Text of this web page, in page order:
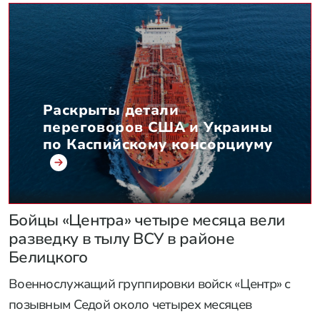
Раскрыты детали
переговоров США и Украины
по Каспийскому консорциуму
Бойцы «Центра» четыре месяца вели
разведку в тылу ВСУ в районе
Белицкого
Военнослужащий группировки войск «Центр» с
позывным Седой около четырех месяцев